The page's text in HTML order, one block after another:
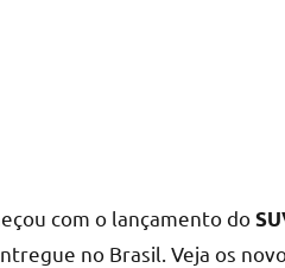
com o lançamento do
no Brasil. Veja os